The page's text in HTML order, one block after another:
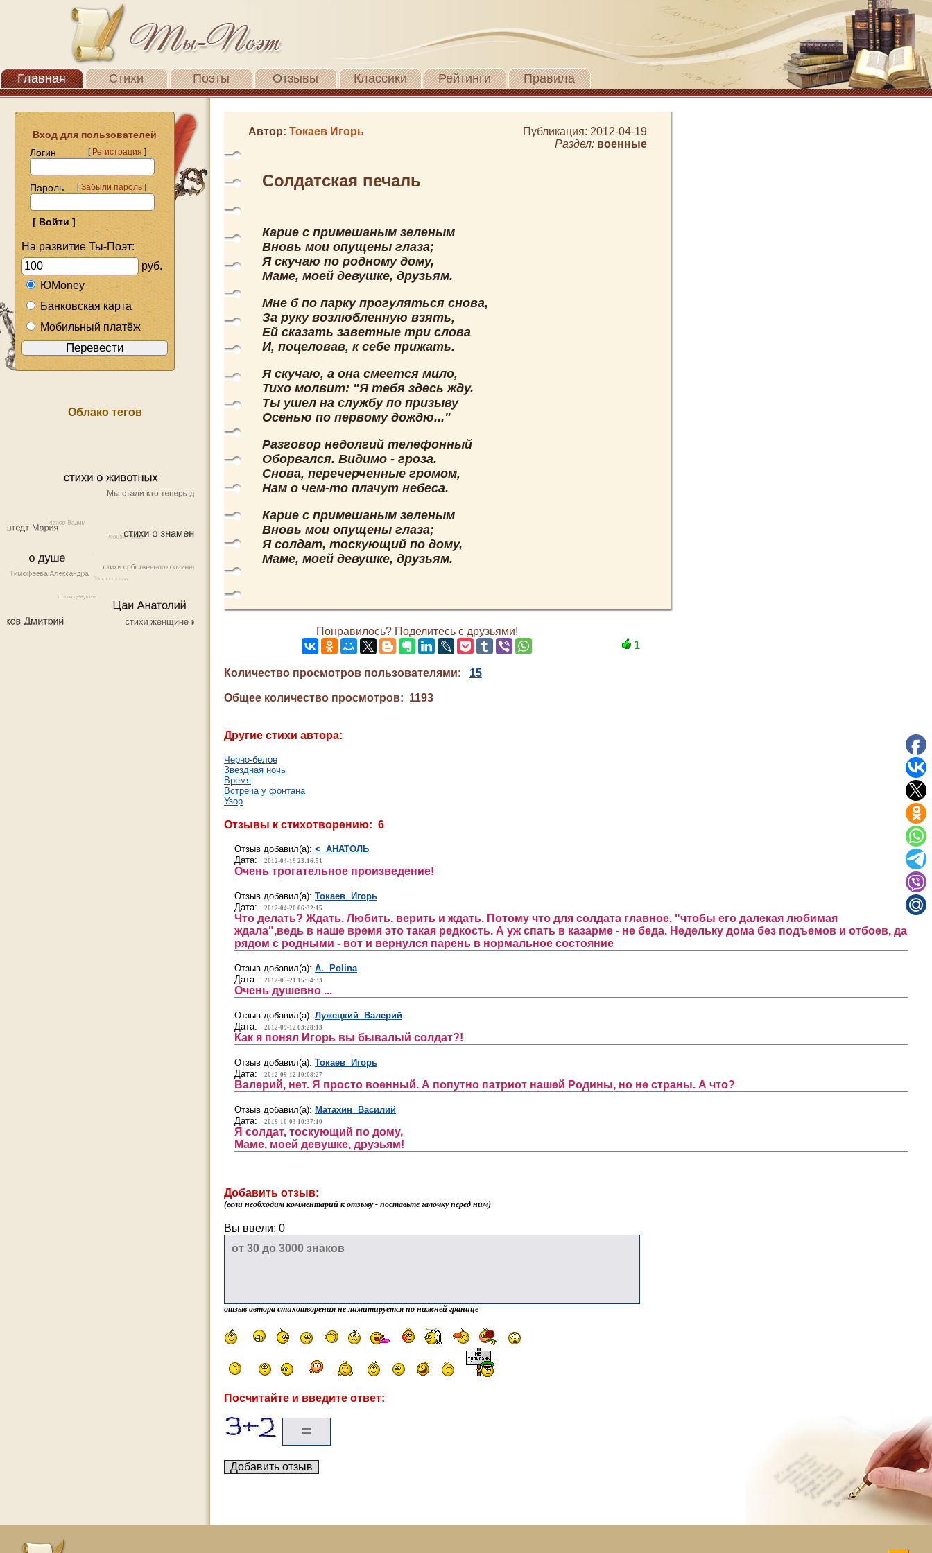
Главная Стихи Поэты Отзывы Классики Рейтинги Правила
Вход для пользователей
Логин
[Регистрация]
Пароль [Забыли пароль]
На развитие Ты-Поэт:
руб.
ЮMoney
Банковская карта
Мобильный платёж
Облако тегов
Автор: Токаев Игорь
Публикация: 2012-04-19
Раздел: военные
Солдатская печаль
Карие с примешаным зеленым
Вновь мои опущены глаза;
Я скучаю по родному дому,
Маме, моей девушке, друзьям.
Мне б по парку прогуляться снова,
За руку возлюбленную взять,
Ей сказать заветные три слова
И, поцеловав, к себе прижать.
Я скучаю, а она смеется мило,
Тихо молвит: "Я тебя здесь жду.
Ты ушел на службу по призыву
Осенью по первому дождю..."
Разговор недолгий телефонный
Оборвался. Видимо - гроза.
Снова, перечерченные громом,
Нам о чем-то плачут небеса.
Карие с примешаным зеленым
Вновь мои опущены глаза;
Я солдат, тоскующий по дому,
Маме, моей девушке, друзьям.
Понравилось? Поделитесь с друзьями!
1
Количество просмотров пользователями: 15
Общее количество просмотров: 1193
Другие стихи автора:
Черно-белое
Звездная ночь
Время
Встреча у фонтана
Узор
Отзывы к стихотворению: 6
Отзыв добавил(а): < АНАТОЛЬ
Дата:
2012-04-19 23:16:51
Очень трогательное произведение!
Отзыв добавил(а): Токаев Игорь
Дата:
2012-04-20 06:32:15
Что делать? Ждать. Любить, верить и ждать. Потому что для солдата главное, "чтобы его далекая любимая
ждала",ведь в наше время это такая редкость. А уж спать в казарме - не беда. Недельку дома без подъемов и отбоев, да
рядом с родными - вот и вернулся парень в нормальное состояние
Отзыв добавил(а): А. Polina
Дата:
2012-05-21 15:54:33
Очень душевно ...
Отзыв добавил(а): Лужецкий Валерий
Дата:
2012-09-12 03:28:13
Как я понял Игорь вы бывалый солдат?!
Отзыв добавил(а): Токаев Игорь
Дата:
2012-09-12 10:08:27
Валерий, нет. Я просто военный. А попутно патриот нашей Родины, но не страны. А что?
Отзыв добавил(а): Матахин Василий
Дата:
2019-10-03 10:37:10
Я солдат, тоскующий по дому,
Маме, моей девушке, друзьям!
Добавить отзыв:
(если необходим комментарий к отзыву - поставьте галочку перед ним)
Вы ввели: 0
отзыв автора стихотворения не лимитируется по нижней границе
Посчитайте и введите ответ: